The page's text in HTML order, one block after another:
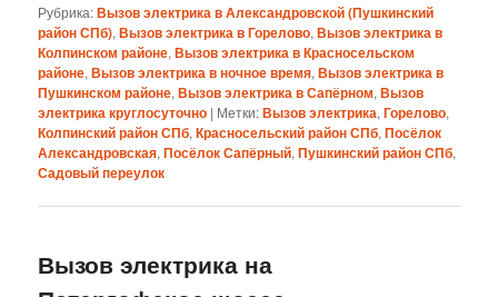
Рубрика:Вызов электрика в Александровской (Пушкинский
район СПб),Вызов электрика в Горелово,Вызов электрика в
Колпинском районе,Вызов электрика в Красносельском
районе,Вызов электрика в ночное время,Вызов электрика в
Пушкинском районе,Вызов электрика в Сапёрном,Вызов
электрика круглосуточно | Метки:Вызов электрика,Горелово,
Колпинский район СПб,Красносельский район СПб,Посёлок
Александровская,Посёлок Сапёрный,Пушкинский район СПб,
Садовый переулок
Вызов электрика на